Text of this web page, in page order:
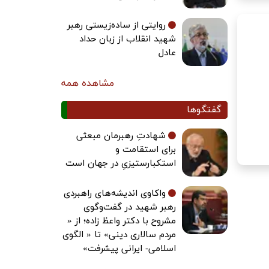
روایتی از ساده‌زیستی رهبر
شهید انقلاب از زبان حداد
عادل
مشاهده همه
گفتگوها
شهادتِ رهبرمان مبعثی
برای استقامت و
استکبارستیزیِ در جهان است
واکاوی اندیشه‌های راهبردی
رهبر شهید در گفت‌وگوی
مشروح با دکتر واعظ زاده؛ از «
مردم سالاری دینی» تا « الگوی
اسلامی- ایرانی پیشرفت»